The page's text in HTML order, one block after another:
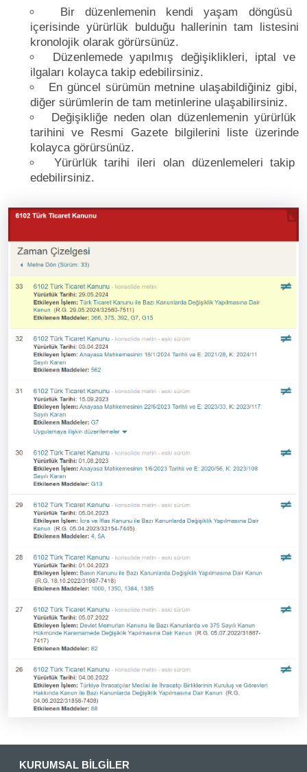
Bir düzenlemenin kendi yaşam döngüsü
içerisinde yürürlük bulduğu hallerinin tam listesini
kronolojik olarak görürsünüz.
Düzenlemede yapılmış değişiklikleri, iptal ve
ilgaları kolayca takip edebilirsiniz.
En güncel sürümün metnine ulaşabildiğiniz gibi,
diğer sürümlerin de tam metinlerine ulaşabilirsiniz.
Değişikliğe neden olan düzenlemenin yürürlük
tarihini ve Resmi Gazete bilgilerini liste üzerinde
kolayca görürsünüz.
Yürürlük tarihi ileri olan düzenlemeleri takip
edebilirsiniz.
KURUMSAL BİLGİLER